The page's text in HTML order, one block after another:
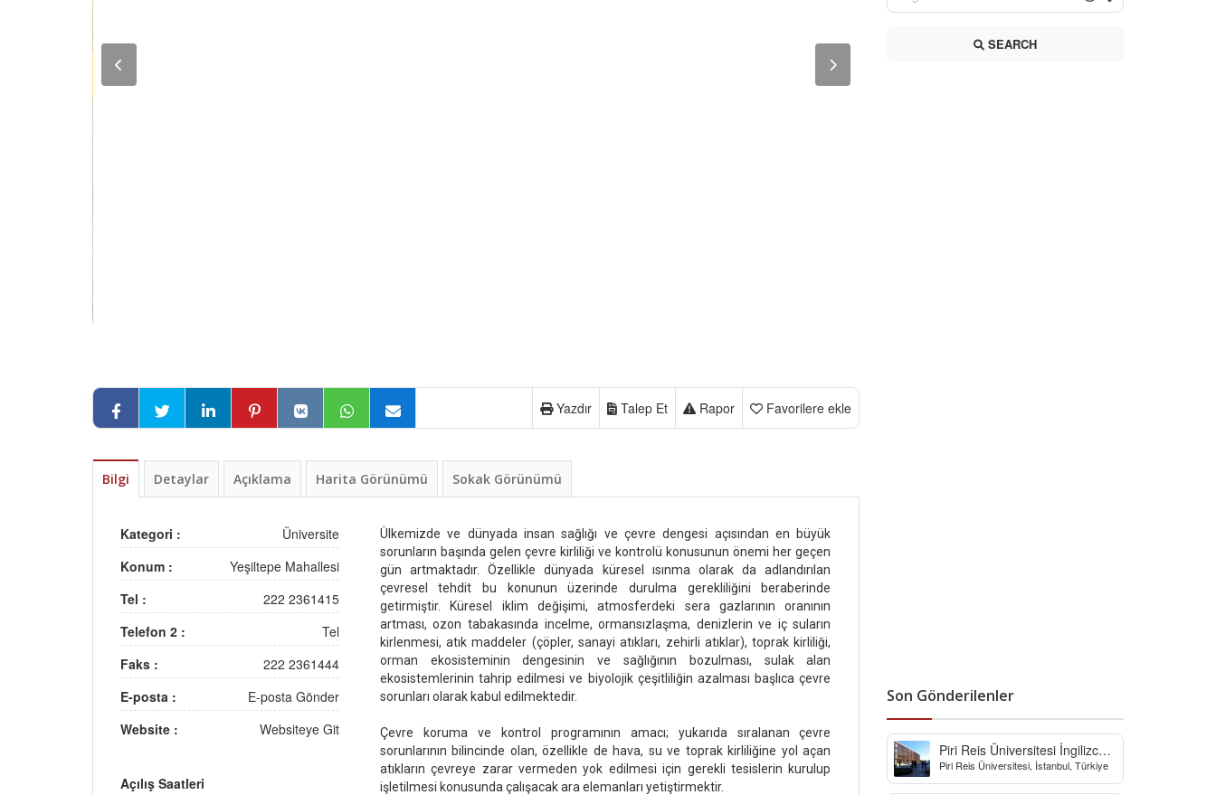
Favorilere ekle
Rapor
Talep Et
Yazdır
Bilgi Detaylar Açıklama Harita Görünümü Sokak Görünümü
Kategori :
Üniversite
Konum :
Yeşiltepe Mahallesi
Tel :
222 2361415
Telefon 2 :
Tel
Faks :
222 2361444
E-posta :
E-posta Gönder
Website :
Websiteye Git
Açılış Saatleri
Ülkemizde ve dünyada insan sağlığı ve çevre dengesi açısından en büyük
sorunların başında gelen çevre kirliliği ve kontrolü konusunun önemi her geçen
gün artmaktadır. Özellikle dünyada küresel ısınma olarak da adlandırılan
çevresel tehdit bu konunun üzerinde durulma gerekliliğini beraberinde
getirmiştir. Küresel iklim değişimi, atmosferdeki sera gazlarının oranının
artması, ozon tabakasında incelme, ormansızlaşma, denizlerin ve iç suların
kirlenmesi, atık maddeler (çöpler, sanayi atıkları, zehirli atıklar), toprak kirliliği,
orman ekosisteminin dengesinin ve sağlığının bozulması, sulak alan
ekosistemlerinin tahrip edilmesi ve biyolojik çeşitliliğin azalması başlıca çevre
sorunları olarak kabul edilmektedir.
Çevre koruma ve kontrol programının amacı; yukarıda sıralanan çevre
sorunlarının bilincinde olan, özellikle de hava, su ve toprak kirliliğine yol açan
atıkların çevreye zarar vermeden yok edilmesi için gerekli tesislerin kurulup
işletilmesi konusunda çalışacak ara elemanları yetiştirmektir.
SEARCH
Son Gönderilenler
Piri Reis Üniversitesi İngilizce
Hazırlık Bölümü
Piri Reis Üniversitesi, İstanbul, Türkiye